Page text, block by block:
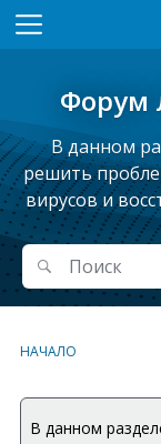
M
Форум
В данном
решить
вирусов и
Поиск
Поиск
НАЧАЛО
В данном